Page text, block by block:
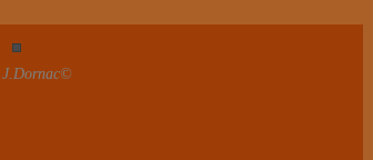
J.Dornac©